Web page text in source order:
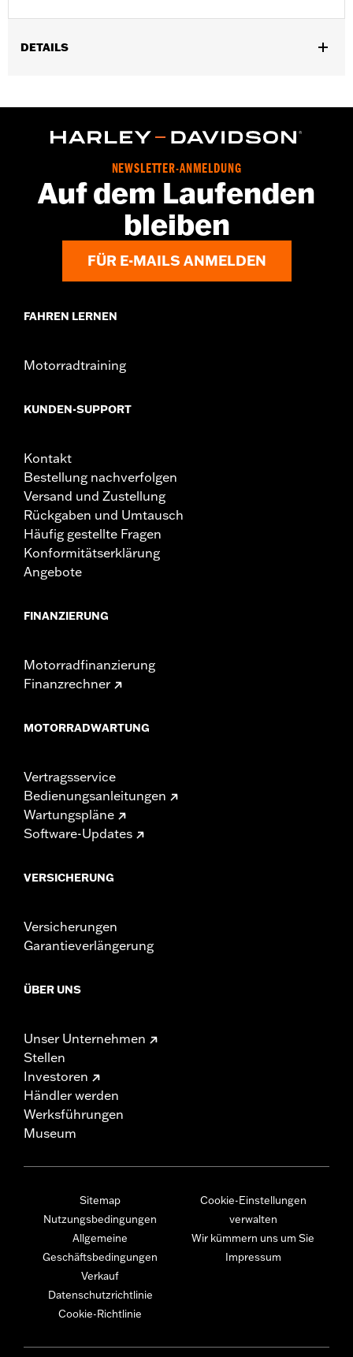
DETAILS
GARANTIE:2 year limited warranty – Go towww.h-
Glove Style:Fingerless
NEWSLETTER-ANMELDUNG
Auf dem Laufenden
bleiben
FÜR E-MAILS ANMELDEN
FAHREN LERNEN
Motorradtraining
KUNDEN-SUPPORT
Kontakt
Bestellung nachverfolgen
Versand und Zustellung
Rückgaben und Umtausch
Häufig gestellte Fragen
Konformitätserklärung
Angebote
FINANZIERUNG
Motorradfinanzierung
Finanzrechner
MOTORRADWARTUNG
Vertragsservice
Bedienungsanleitungen
Wartungspläne
Software-Updates
VERSICHERUNG
Versicherungen
Garantieverlängerung
ÜBER UNS
Unser Unternehmen
Stellen
Investoren
Händler werden
Werksführungen
Museum
Sitemap
Nutzungsbedingungen
Allgemeine
Geschäftsbedingungen
Verkauf
Datenschutzrichtlinie
Cookie-Richtlinie
Cookie-Einstellungen
verwalten
Wir kümmern uns um Sie
Impressum